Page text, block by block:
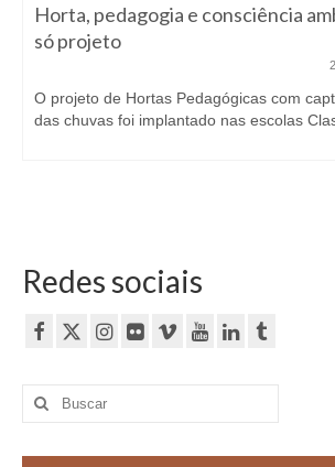
Horta, pedagogia e consciência
só projeto
O projeto de Hortas Pedagógicas com
das chuvas foi implantado nas escolas
Redes sociais
Buscar
por: